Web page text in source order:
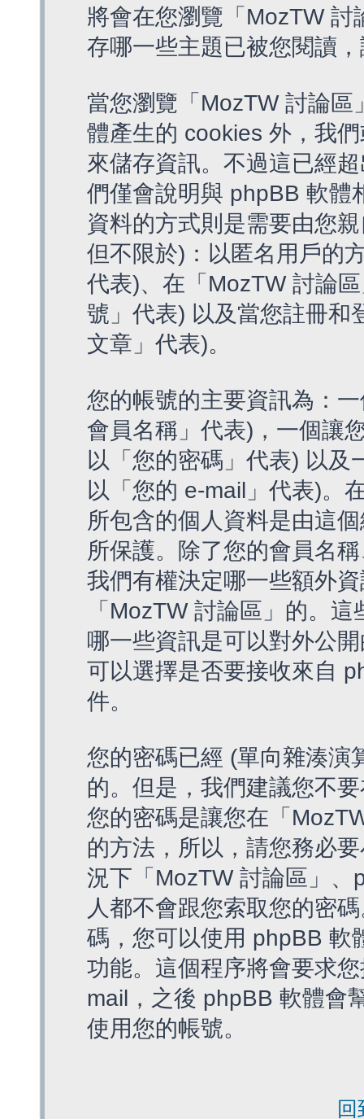
將會在您瀏覽「MozTW
存哪一些主題已被您閱讀
當您瀏覽「MozTW 討論
體產生的 cookies 外，我
來儲存資訊。不過這已經
們僅會說明與 phpBB 軟體
資料的方式則是需要由您
但不限於)：以匿名用戶的
代表)、在「MozTW 討論
號」代表) 以及當您註冊和
文章」代表)。
您的帳號的主要資訊為：
會員名稱」代表)，一個讓
以「您的密碼」代表) 以及
以「您的 e-mail」代表)。
所包含的個人資料是由這
所保護。除了您的會員名
我們有權決定哪一些額外
「MozTW 討論區」的。
哪一些資訊是可以對外公
可以選擇是否要接收來自
件。
您的密碼已經 (單向雜湊演
的。但是，我們建議您不
您的密碼是讓您在「
的方法，所以，請您務必
況下「MozTW 討論區」
人都不會跟您索取您的密
碼，您可以使用 phpBB 軟
功能。這個程序將會要求
mail，之後 phpBB 軟體會
使用您的帳號。